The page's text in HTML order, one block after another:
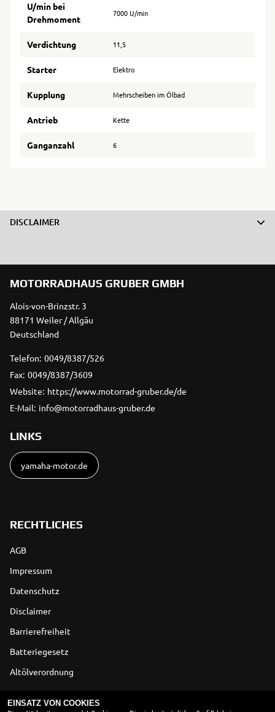
U/min bei
Drehmoment
7000 U/min
Verdichtung 11,5
Starter Elektro
Kupplung Mehrscheiben im Ölbad
Antrieb Kette
Ganganzahl 6
DISCLAIMER
MOTORRADHAUS GRUBER GMBH
Alois-von-Brinzstr. 3
88171 Weiler / Allgäu
Deutschland
Telefon: 0049/8387/526
Fax: 0049/8387/3609
Website: https://www.motorrad-gruber.de/de
E-Mail: info@motorradhaus-gruber.de
LINKS
yamaha-motor.de
RECHTLICHES
AGB
Impressum
Datenschutz
Disclaimer
Barrierefreiheit
Batteriegesetz
Altölverordnung
ÖFFNUNGSZEITEN
EINSATZ VON COOKIES